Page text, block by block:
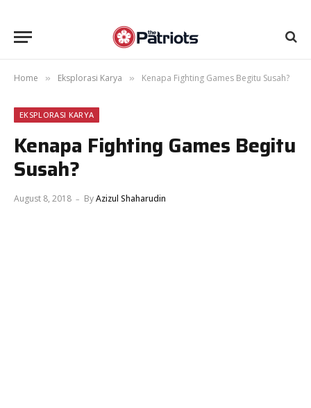
Home » Eksplorasi Karya » Kenapa Fighting Games Begitu Susah?
EKSPLORASI KARYA
Kenapa Fighting Games Begitu
Susah?
August 8, 2018 ByAzizul Shaharudin